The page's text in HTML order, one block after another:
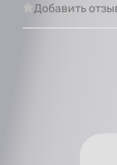
Добавить